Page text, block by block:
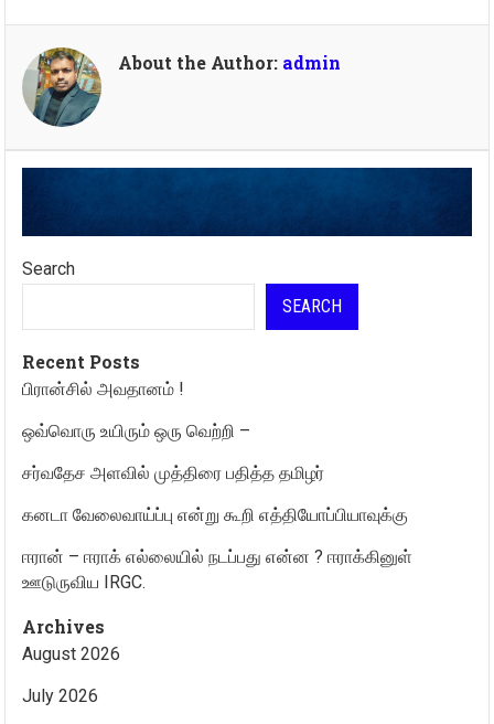
About the Author: admin
Search
SEARCH
Recent Posts
பிரான்சில் அவதானம் !
ஒவ்வொரு உயிரும் ஒரு வெற்றி –
சர்வதேச அளவில் முத்திரை பதித்த தமிழர்
கனடா வேலைவாய்ப்பு என்று கூறி எத்தியோப்பியாவுக்கு
ஈரான் – ஈராக் எல்லையில் நடப்பது என்ன ? ஈராக்கினுள்
ஊடுருவிய IRGC.
Archives
August 2026
July 2026